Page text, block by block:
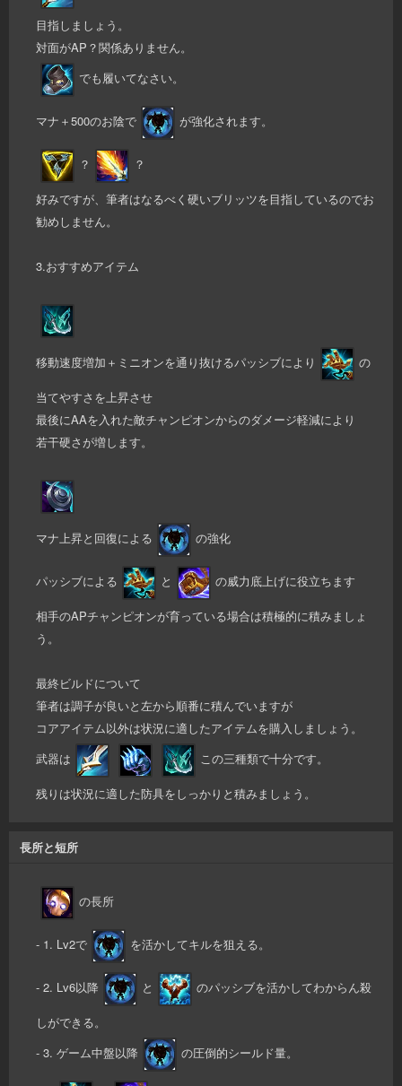
目指しましょう。
対面がAP？関係ありません。
でも履いてなさい。
マナ＋500のお陰で が強化されます。
？ ？
好みですが、筆者はなるべく硬いブリッツを目指しているのでお
勧めしません。
3.おすすめアイテム
移動速度増加＋ミニオンを通り抜けるパッシブにより の
当てやすさを上昇させ
最後にAAを入れた敵チャンピオンからのダメージ軽減により
若干硬さが増します。
マナ上昇と回復による の強化
パッシブによる と の威力底上げに役立ちます
相手のAPチャンピオンが育っている場合は積極的に積みましょ
う。
最終ビルドについて
筆者は調子が良いと左から順番に積んでいますが
コアアイテム以外は状況に適したアイテムを購入しましょう。
武器は
この三種類で十分です。
残りは状況に適した防具をしっかりと積みましょう。
長所と短所
の長所
- 1. Lv2で を活かしてキルを狙える。
- 2. Lv6以降 と のパッシブを活かしてわからん殺
しができる。
- 3. ゲーム中盤以降
の圧倒的シールド量。